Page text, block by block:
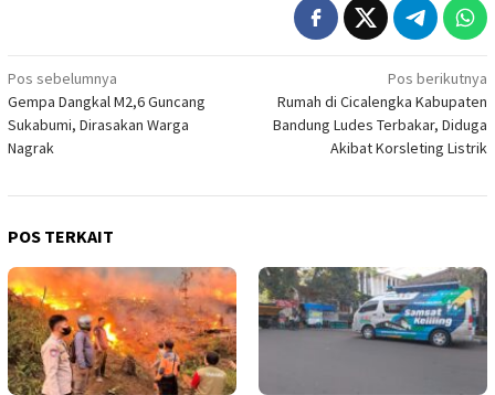
Navigasi
pos
Pos sebelumnya
Gempa Dangkal M2,6 Guncang
Sukabumi, Dirasakan Warga
Nagrak
Pos berikutnya
Rumah di Cicalengka Kabupaten
Bandung Ludes Terbakar, Diduga
Akibat Korsleting Listrik
POS TERKAIT